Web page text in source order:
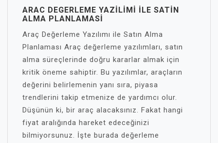
ARAC DEGERLEME YAZILIMI İLE SATIN
ALMA PLANLAMASI
Araç Değerleme Yazılımı ile Satın Alma
Planlaması Araç değerleme yazılımları, satın
alma süreçlerinde doğru kararlar almak için
kritik öneme sahiptir. Bu yazılımlar, araçların
değerini belirlemenin yanı sıra, piyasa
trendlerini takip etmenize de yardımcı olur.
Düşünün ki, bir araç alacaksınız. Fakat hangi
fiyat aralığında hareket edeceğinizi
bilmiyorsunuz. İşte burada değerleme